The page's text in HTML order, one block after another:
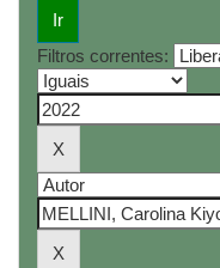
Filtros correntes: